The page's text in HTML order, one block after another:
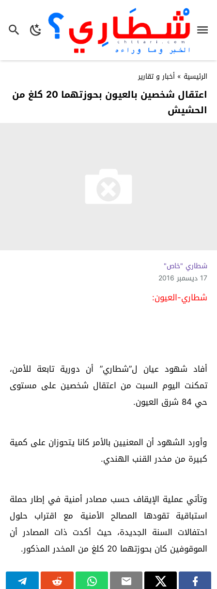
الرئيسية » أخبار و تقارير
اعتقال شخصين بالعيون بحوزتهما 20 كلغ من
الحشيش
شطاري "خاص"
17 ديسمبر 2016
شطاري-العيون:
أفاد شهود عيان ل”شطاري” أن دورية تابعة للأمن،
تمكنت اليوم السبت من اعتقال شخصين على مستوى
حي 84 شرق العيون.
وأورد الشهود أن المعنيين بالأمر كانا يتحوزان على كمية
كبيرة من مخدر القنب الهندي.
وتأتي عملية الإيقاف حسب مصادر أمنية في إطار حملة
استباقية تقودها المصالح الأمنية مع اقتراب حلول
احتفالات السنة الجديدة، حيث أكدت ذات المصادر أن
الموقوفين كان بحوزتهما 20 كلغ من المخدر المذكور.